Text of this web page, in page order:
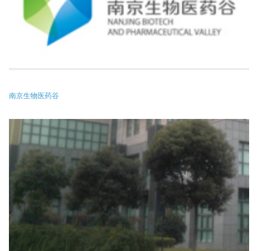
南京生物医药谷